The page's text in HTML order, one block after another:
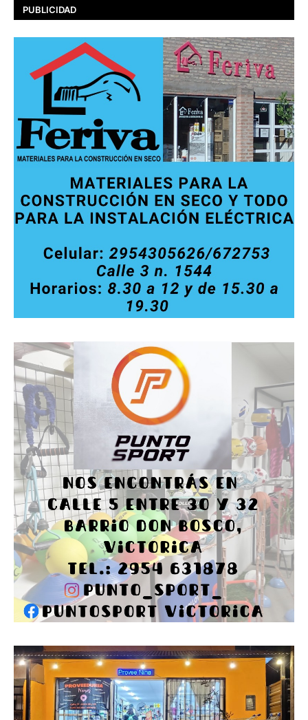
PUBLICIDAD